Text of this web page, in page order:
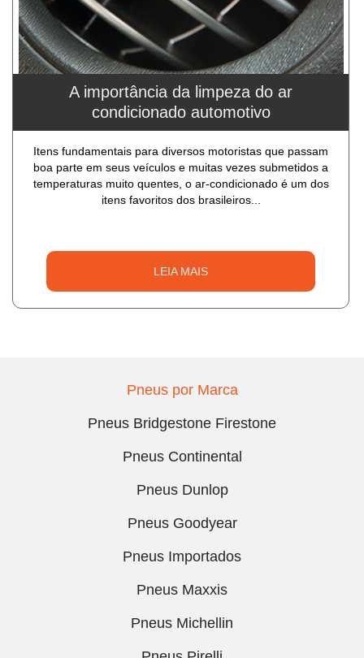
A importância da limpeza do ar
condicionado automotivo
Itens fundamentais para diversos motoristas que passam
boa parte em seus veículos e muitas vezes submetidos a
temperaturas muito quentes, o ar-condicionado é um dos
itens favoritos dos brasileiros...
LEIA MAIS
Pneus por Marca
Pneus Bridgestone Firestone
Pneus Continental
Pneus Dunlop
Pneus Goodyear
Pneus Importados
Pneus Maxxis
Pneus Michellin